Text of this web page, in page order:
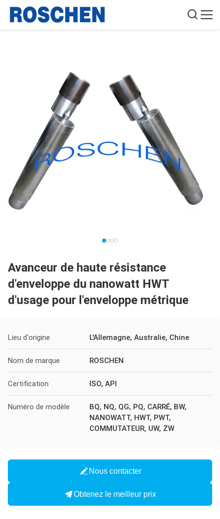
Avanceur de haute résistance
d'enveloppe du nanowatt HWT
d'usage pour l'enveloppe métrique
Lieu d'origine L'Allemagne, Australie, Chine
Nom de marque ROSCHEN
Certification ISO, API
Numéro de modèle
BQ, NQ, QG, PQ, CARRÉ, BW,
NANOWATT, HWT, PWT,
COMMUTATEUR, UW, ZW
Nous contacter
Obtenez le meilleur prix